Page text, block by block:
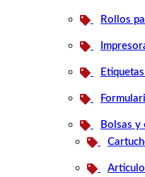
Rollos
Bolsas y